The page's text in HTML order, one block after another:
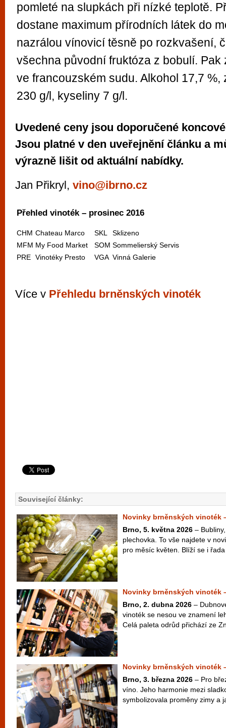
pomleté na slupkách při nízké teplotě.
dostane maximum přírodních látek do
nazrálou vínovicí těsně po rozkvašení,
všechna původní fruktóza z bobulí. Pak
ve francouzském sudu. Alkohol 17,7 %,
230 g/l, kyseliny 7 g/l.
Uvedené ceny jsou doporučené
Jsou platné v den uveřejnění článku a
výrazně lišit od aktuální nabídky.
Jan Přikryl, vino@ibrno.cz
Přehled vinoték – prosinec 2016
CHM Chateau Marco SKL
Sklizeno
MFM My Food Market SOM Sommelierský Servis
PRE Vinotéky Presto VGA Vinná Galerie
Více v Přehledu brněnských vinoték
Související články:
Novinky brněnských vinoték
Brno, 5. května 2026 –
plechovka. To vše najdete v
pro měsíc květen. Blíží se i
Novinky brněnských vinoték
Brno, 2. dubna 2026 –
vinoték se nesou ve znamení
Celá paleta odrůd přichází ze
Novinky brněnských vinoték
Brno, 3. března 2026 – Pro
víno. Jeho harmonie mezi
symbolizovala proměny zimy a